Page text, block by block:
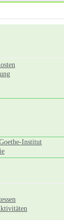
Institut